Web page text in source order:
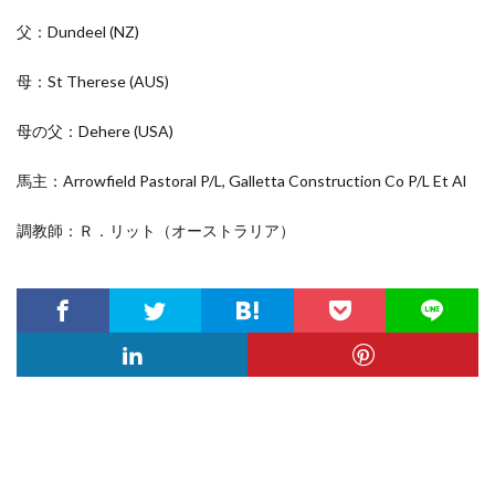
父：Dundeel (NZ)
母：St Therese(AUS)
母の父：Dehere(USA)
馬主：Arrowfield Pastoral P/L, Galletta Construction Co P/L Et Al
調教師：Ｒ．リット（オーストラリア）